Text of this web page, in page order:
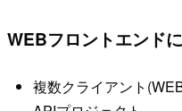
WEBフロントエンド
複数クライアント